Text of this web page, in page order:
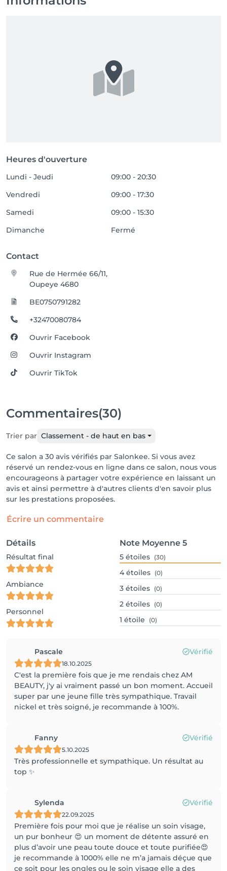
Heures d'ouverture
Lundi - Jeudi
09:00 - 20:30
Vendredi
09:00 - 17:30
Samedi
09:00 - 15:30
Dimanche
Fermé
Contact
Rue de Hermée 66/11,
Oupeye 4680
BE0750791282
+32470080784
Ouvrir Facebook
Ouvrir Instagram
Ouvrir TikTok
Commentaires(30)
Trier par Classement - de haut en bas
Ce salon a 30 avis vérifiés par Salonkee. Si vous avez
réservé un rendez-vous en ligne dans ce salon, nous vous
encourageons à partager votre expérience en laissant un
avis et ainsi permettre à d'autres clients d'en savoir plus
sur les prestations proposées.
Écrire un commentaire
Détails
Résultat final
Ambiance
Personnel
Note Moyenne 5
5 étoiles (30)
4 étoiles (0)
3 étoiles (0)
2 étoiles (0)
1 étoile (0)
Pascale Vérifié
18.10.2025
C'est la première fois que je me rendais chez AM
BEAUTY, j'y ai vraiment passé un bon moment. Accueil
super par une jeune fille très sympathique. Travail
nickel et très soigné, je recommande à 100%.
Fanny Vérifié
5.10.2025
Très professionnelle et sympathique. Un résultat au
top ✨️
Sylenda Vérifié
22.09.2025
Première fois pour moi que je réalise un soin visage,
un pur bonheur 😍 un moment de détente assuré en
plus d’avoir une peau toute douce et toute purifiée😍
je recommande à 1000% elle ne m’a jamais déçue que
ce soit pour les ongles ou le soin visage elle a des